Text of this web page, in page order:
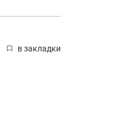
в закладки